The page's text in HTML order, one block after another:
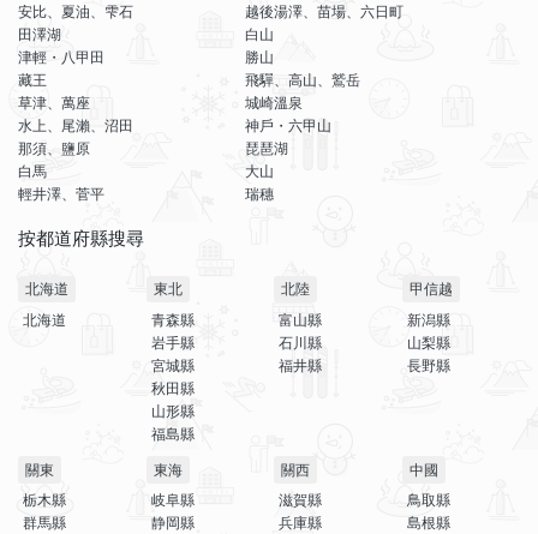
安比、夏油、雫石
田澤湖
津輕・八甲田
藏王
草津、萬座
水上、尾瀨、沼田
那須、鹽原
白馬
輕井澤、菅平
越後湯澤、苗場、六日町
白山
勝山
飛驒、高山、鷲岳
城崎溫泉
神戶・六甲山
琵琶湖
大山
瑞穗
按都道府縣搜尋
北海道
北海道
東北
青森縣
岩手縣
宮城縣
秋田縣
山形縣
福島縣
北陸
富山縣
石川縣
福井縣
甲信越
新潟縣
山梨縣
長野縣
關東
栃木縣
群馬縣
東海
岐阜縣
静岡縣
關西
滋賀縣
兵庫縣
中國
鳥取縣
島根縣